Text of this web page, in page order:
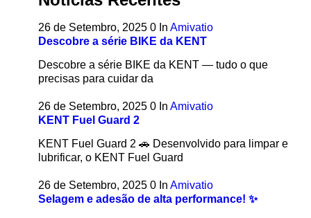
26 de Setembro, 2025 0 In Amivatio
Descobre a série BIKE da KENT
Descobre a série BIKE da KENT — tudo o que
precisas para cuidar da
26 de Setembro, 2025 0 In Amivatio
KENT Fuel Guard 2
KENT Fuel Guard 2 🚗 Desenvolvido para limpar e
lubrificar, o KENT Fuel Guard
26 de Setembro, 2025 0 In Amivatio
Selagem e adesão de alta performance! ✨